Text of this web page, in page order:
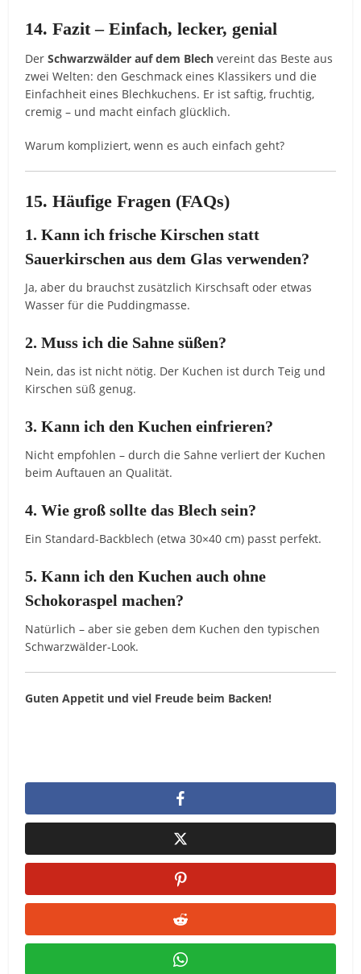
14. Fazit – Einfach, lecker, genial
DerSchwarzwälder auf dem Blech vereint das Beste aus
zwei Welten: den Geschmack eines Klassikers und die
Einfachheit eines Blechkuchens. Er ist saftig, fruchtig,
cremig – und macht einfach glücklich.
Warum kompliziert, wenn es auch einfach geht?
15. Häufige Fragen (FAQs)
1. Kann ich frische Kirschen statt
Sauerkirschen aus dem Glas verwenden?
Ja, aber du brauchst zusätzlich Kirschsaft oder etwas
Wasser für die Puddingmasse.
2. Muss ich die Sahne süßen?
Nein, das ist nicht nötig. Der Kuchen ist durch Teig und
Kirschen süß genug.
3. Kann ich den Kuchen einfrieren?
Nicht empfohlen – durch die Sahne verliert der Kuchen
beim Auftauen an Qualität.
4. Wie groß sollte das Blech sein?
Ein Standard-Backblech (etwa 30×40 cm) passt perfekt.
5. Kann ich den Kuchen auch ohne
Schokoraspel machen?
Natürlich – aber sie geben dem Kuchen den typischen
Schwarzwälder-Look.
Guten Appetit und viel Freude beim Backen!